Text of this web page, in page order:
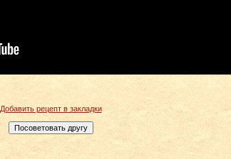
Добавить рецепт в закладки